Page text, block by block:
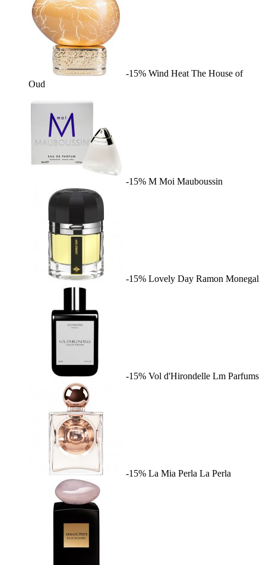
-15% Wind Heat The House of
Oud
-15% M Moi Mauboussin
-15% Lovely Day Ramon Monegal
-15% Vol d'Hirondelle Lm Parfums
-15% La Mia Perla La Perla